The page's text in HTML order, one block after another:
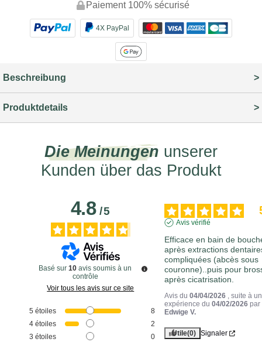
Paiement 100% sécurisé
4X PayPal
Beschreibung
Produktdetails
Die Meinungen unserer
Kunden über das Produkt
4.8/5
Basé sur10 avis soumis à un
contrôle
Voir tous les avis sur ce site
5 étoiles
8
4 étoiles
2
3 étoiles
0
Avis vérifié
Efficace en bain de
après extractions
compliquées (abcès sous
couronne)..puis pour
après cicatrisation.
Avis du04/04/2026 , suite à
expérience du04/02/2026 par
Edwige V.
Utile(0) Signaler